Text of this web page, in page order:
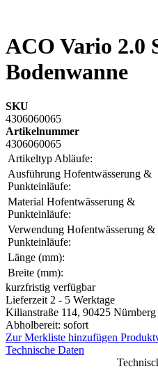
ACO Vario 2.0
Bodenwanne
SKU
4306060065
Artikelnummer
4306060065
Artikeltyp Abläufe:
Ausführung Hofentwässerung &
Punkteinläufe:
Material Hofentwässerung &
Punkteinläufe:
Verwendung Hofentwässerung &
Punkteinläufe:
Länge (mm):
Breite (mm):
kurzfristig verfügbar
Lieferzeit 2 - 5 Werktage
Kilianstraße 114, 90425 Nürnberg
Abholbereit: sofort
Zur Merkliste hinzufügen
Technische Daten